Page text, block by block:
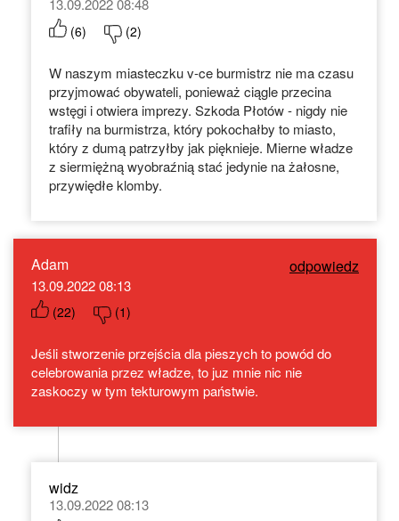
13.09.2022 08:48
(6) (2)
W naszym miasteczku v-ce burmistrz nie ma czasu
przyjmować obywateli, ponieważ ciągle przecina
wstęgi i otwiera imprezy. Szkoda Płotów - nigdy nie
trafiły na burmistrza, który pokochałby to miasto,
który z dumą patrzyłby jak pięknieje. Mierne władze
z siermiężną wyobraźnią stać jedynie na żałosne,
przywiędłe klomby.
Adam odpowiedz
13.09.2022 08:13
(22) (1)
Jeśli stworzenie przejścia dla pieszych to powód do
celebrowania przez władze, to juz mnie nic nie
zaskoczy w tym tekturowym państwie.
widz
13.09.2022 08:13